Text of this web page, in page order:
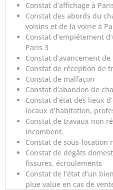
Constat d’affichage à
Constat des abords du
voisins et de la voirie à
Constat d’empiétement
Paris 3
Constat d’avancement
Constat de réception de
Constat de malfaçon
Constat d’abandon de
Constat d’état des lieux
locaux d’habitation,
Constat de travaux non
incombent.
Constat de sous-location
Constat de dégâts
fissures, écroulements
Constat de l’état d’un
plue value en cas de